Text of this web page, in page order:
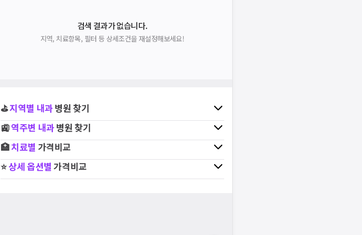
검색 결과가 없습니다.
지역, 치료항목, 필터 등 상세조건을 재설정해보세요!
⛳지역별 내과병원 찾기
🚉역주변 내과병원 찾기
🏥치료별 가격비교
⭐상세 옵션별가격비교